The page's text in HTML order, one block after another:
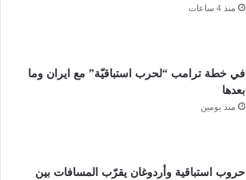
منذ 4 ساعات
في خطة ترامب “لحرب استباقيّة” مع ايران وما
بعدها
منذ يومين
حروب استباقية وأردوغان يقرّب المسافات بين